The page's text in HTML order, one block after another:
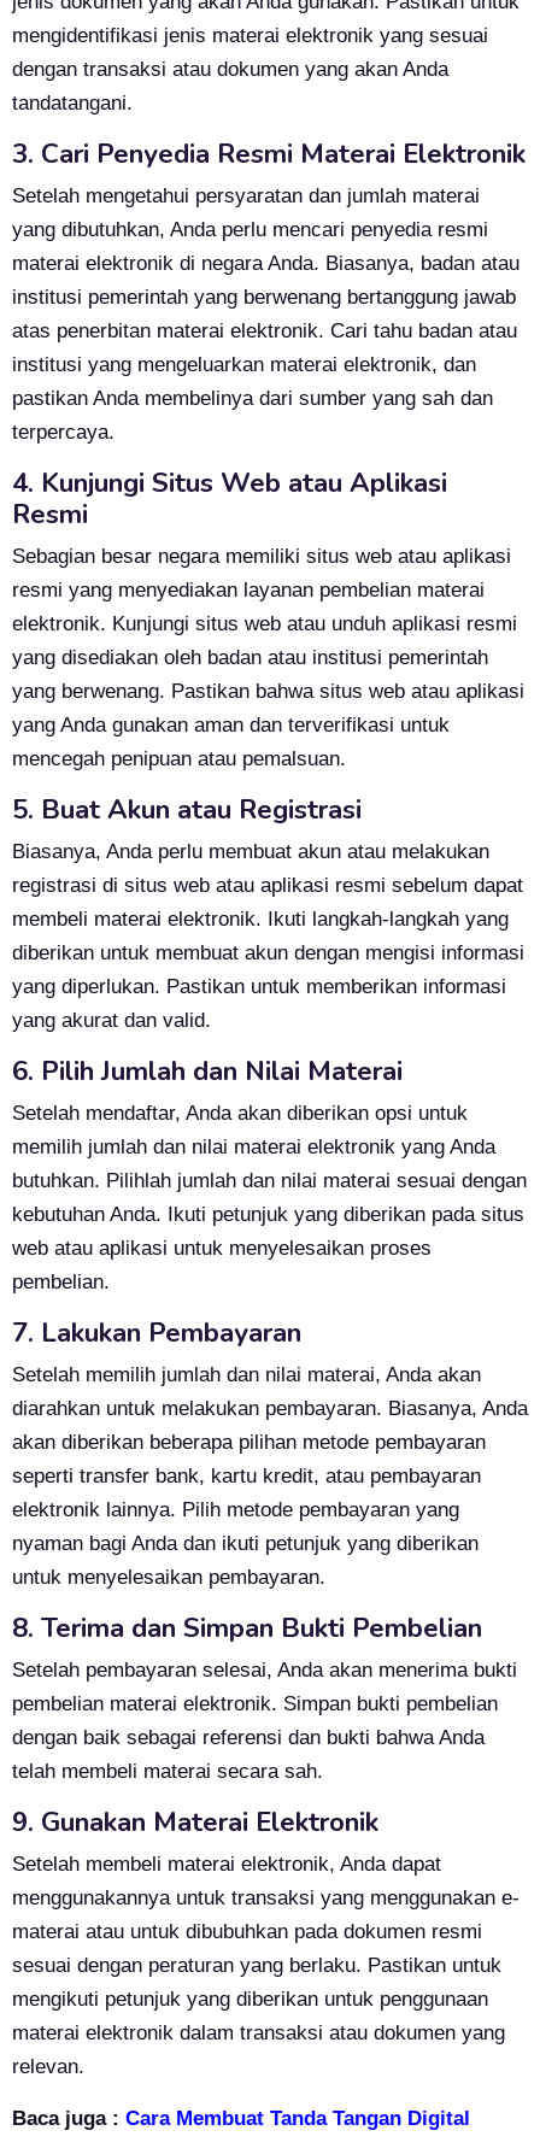
mengidentifikasi jenis materai elektronik yang sesuai
dengan transaksi atau dokumen yang akan Anda
tandatangani.
3. Cari Penyedia Resmi Materai Elektronik
Setelah mengetahui persyaratan dan jumlah materai
yang dibutuhkan, Anda perlu mencari penyedia resmi
materai elektronik di negara Anda. Biasanya, badan atau
institusi pemerintah yang berwenang bertanggung jawab
atas penerbitan materai elektronik. Cari tahu badan atau
institusi yang mengeluarkan materai elektronik, dan
pastikan Anda membelinya dari sumber yang sah dan
terpercaya.
4. Kunjungi Situs Web atau Aplikasi
Resmi
Sebagian besar negara memiliki situs web atau aplikasi
resmi yang menyediakan layanan pembelian materai
elektronik. Kunjungi situs web atau unduh aplikasi resmi
yang disediakan oleh badan atau institusi pemerintah
yang berwenang. Pastikan bahwa situs web atau aplikasi
yang Anda gunakan aman dan terverifikasi untuk
mencegah penipuan atau pemalsuan.
5. Buat Akun atau Registrasi
Biasanya, Anda perlu membuat akun atau melakukan
registrasi di situs web atau aplikasi resmi sebelum dapat
membeli materai elektronik. Ikuti langkah-langkah yang
diberikan untuk membuat akun dengan mengisi informasi
yang diperlukan. Pastikan untuk memberikan informasi
yang akurat dan valid.
6. Pilih Jumlah dan Nilai Materai
Setelah mendaftar, Anda akan diberikan opsi untuk
memilih jumlah dan nilai materai elektronik yang Anda
butuhkan. Pilihlah jumlah dan nilai materai sesuai dengan
kebutuhan Anda. Ikuti petunjuk yang diberikan pada situs
web atau aplikasi untuk menyelesaikan proses
pembelian.
7. Lakukan Pembayaran
Setelah memilih jumlah dan nilai materai, Anda akan
diarahkan untuk melakukan pembayaran. Biasanya, Anda
akan diberikan beberapa pilihan metode pembayaran
seperti transfer bank, kartu kredit, atau pembayaran
elektronik lainnya. Pilih metode pembayaran yang
nyaman bagi Anda dan ikuti petunjuk yang diberikan
untuk menyelesaikan pembayaran.
8. Terima dan Simpan Bukti Pembelian
Setelah pembayaran selesai, Anda akan menerima bukti
pembelian materai elektronik. Simpan bukti pembelian
dengan baik sebagai referensi dan bukti bahwa Anda
telah membeli materai secara sah.
9. Gunakan Materai Elektronik
Setelah membeli materai elektronik, Anda dapat
menggunakannya untuk transaksi yang menggunakan e-
materai atau untuk dibubuhkan pada dokumen resmi
sesuai dengan peraturan yang berlaku. Pastikan untuk
mengikuti petunjuk yang diberikan untuk penggunaan
materai elektronik dalam transaksi atau dokumen yang
relevan.
Baca juga : Cara Membuat Tanda Tangan Digital